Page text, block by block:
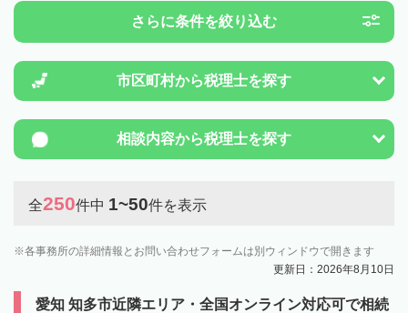
さらに条件を絞り込む
市区町村から税理士を探す
相談内容から税理士を探す
全250件中 1~50件を表示
各事務所の詳細情報とお問い合わせフォームは別ウィンドウで開きます
更新日：2026年8月10日
愛知 知多市近隣エリア・全国オンライン対応可で相続